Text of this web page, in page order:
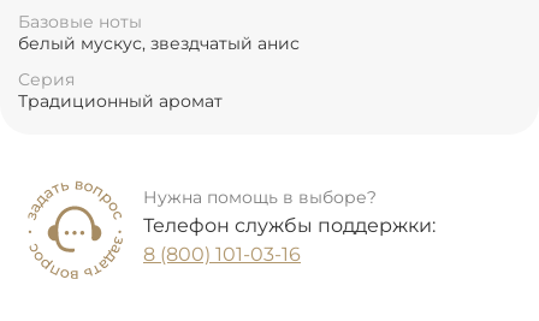
Базовые ноты
белый мускус, звездчатый анис
Серия
Традиционный аромат
Нужна помощь в выборе?
Телефон службы поддержки:
8 (800) 101-03-16